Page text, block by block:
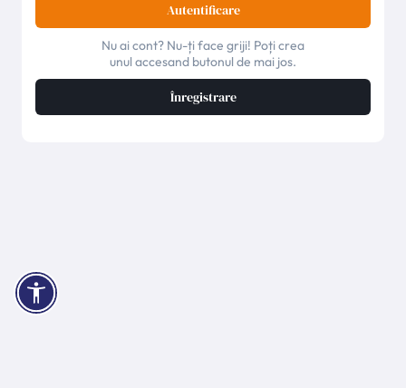
Autentificare
Nu ai cont? Nu-ți face griji! Poți crea
unul accesand butonul de mai jos.
Înregistrare